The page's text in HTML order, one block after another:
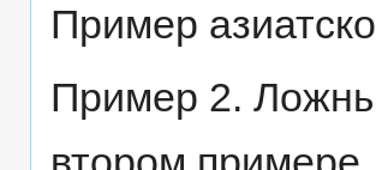
Пример
Пример 2.